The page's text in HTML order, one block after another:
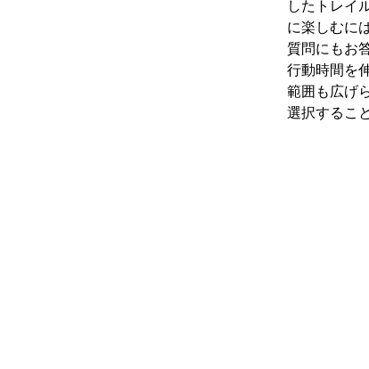
したトレイ
に楽しむに
質問にもお
行動時間を
範囲も広げ
選択するこ